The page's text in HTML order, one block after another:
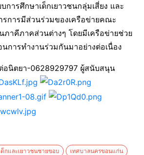
การศึกษาเด็กเยาวชนกลุ่มเสี่ยง และ
รการมีส่วนร่วมของเครือข่ายคณะ
ภาคีภาคส่วนต่างๆ โดยมีเครือข่ายช่วย
การทำงานร่วมกันมาอย่างต่อเนื่อง
นิตยา-0628929797 ผู้สนับสนุน
ด็กและเยาวชนชายขอบ เทศบาลนครขอนแก่น